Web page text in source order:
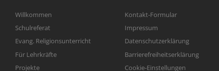
Hauptnavigation
Willkommen
Schulreferat
Evang. Religionsunterricht
Für Lehrkräfte
Projekte
Fußbereichsmenü
Kontakt-Formular
Impressum
Datenschutzerklärung
Barrierefreiheitserklärung
Cookie-Einstellungen